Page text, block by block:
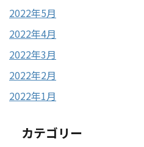
2022年5月
2022年4月
2022年3月
2022年2月
2022年1月
カテゴリー